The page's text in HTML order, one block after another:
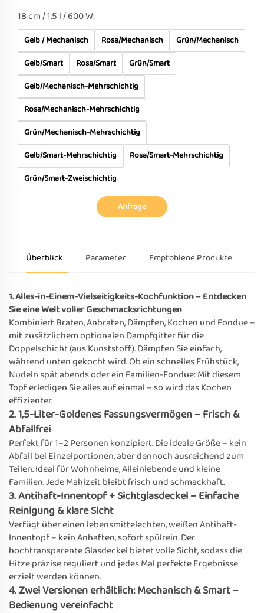
18 cm / 1,5 l / 600 W:
Gelb / Mechanisch Rosa/Mechanisch
Grün/Mechanisch
Gelb/Smart
Rosa/Smart
Grün/Smart
Gelb/Mechanisch-Mehrschichtig
Rosa/Mechanisch-Mehrschichtig
Grün/Mechanisch-Mehrschichtig
Gelb/Smart-Mehrschichtig
Rosa/Smart-Mehrschichtig
Grün/Smart-Zweischichtig
Anfrage
Überblick Parameter Empfohlene Produkte
1. Alles-in-Einem-Vielseitigkeits-Kochfunktion – Entdecken
Sie eine Welt voller Geschmacksrichtungen
Kombiniert Braten, Anbraten, Dämpfen, Kochen und Fondue –
mit zusätzlichem optionalen Dampfgitter für die
Doppelschicht (aus Kunststoff). Dämpfen Sie einfach,
während unten gekocht wird. Ob ein schnelles Frühstück,
Nudeln spät abends oder ein Familien-Fondue: Mit diesem
Topf erledigen Sie alles auf einmal – so wird das Kochen
effizienter.
2. 1,5-Liter-Goldenes Fassungsvermögen – Frisch &
Abfallfrei
Perfekt für 1–2 Personen konzipiert. Die ideale Größe – kein
Abfall bei Einzelportionen, aber dennoch ausreichend zum
Teilen. Ideal für Wohnheime, Alleinlebende und kleine
Familien. Jede Mahlzeit bleibt frisch und schmackhaft.
3. Antihaft-Innentopf + Sichtglasdeckel – Einfache
Reinigung & klare Sicht
Verfügt über einen lebensmittelechten, weißen Antihaft-
Innentopf – kein Anhaften, sofort spülrein. Der
hochtransparente Glasdeckel bietet volle Sicht, sodass die
Hitze präzise reguliert und jedes Mal perfekte Ergebnisse
erzielt werden können.
4. Zwei Versionen erhältlich: Mechanisch & Smart –
Bedienung vereinfacht